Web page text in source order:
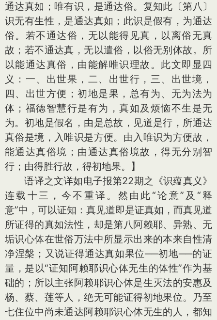
通达真如；唯有识，是通达俗。复知此〔第八〕
识无有生性，是通达真如；此识是假有，为通达
俗。若不通达俗，无以能得见真，以离俗无真
故；若不通达真，无以遣俗，以俗无别体故。所
以能通达真俗，由能解唯识理故。此文即显四
义：一、出世果，二、出世行，三、出世境，
四、出世方便；初地是果，总有为、无为法为
体；福德智慧行是有为，真如及烦恼不生是无
为。初地是假名，由是总故，见道是行，所通达
真俗是境，入唯识是方便。由入唯识为方便故，
能通达真俗境；由通达真俗境故，得无分别智
行；由得胜行故，得初地果。】
语译之文详如电子报第22期之《识蕴真义》
连载十三，今不重译。然由此“论意”及“释
意”中，可以证知：真见道即是证真如，而真见道
所证得的真如法性，却是第八阿赖耶、异熟、无
垢识心体在世俗万法中所显示出来的本来自性清
净涅槃；又说证得通达真如果位──初地──的证
量，是以“证知阿赖耶识心体无生的体性”作为基
础的；所以主张阿赖耶识心体是生灭法的安惠及
杨、蔡、莲等人，绝无可能证得初地果位。乃至
七住位中尚未通达阿赖耶识心体无生的人，都知